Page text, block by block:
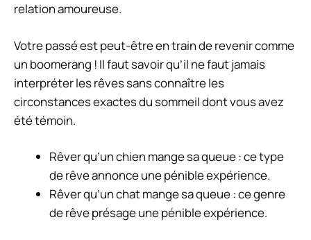
relation amoureuse.
Votre passé est peut-être en train de revenir comme
un boomerang ! Il faut savoir qu’il ne faut jamais
interpréter les rêves sans connaître les
circonstances exactes du sommeil dont vous avez
été témoin.
Rêver qu’un chien mange sa queue : ce type
de rêve annonce une pénible expérience.
Rêver qu’un chat mange sa queue : ce genre
de rêve présage une pénible expérience.